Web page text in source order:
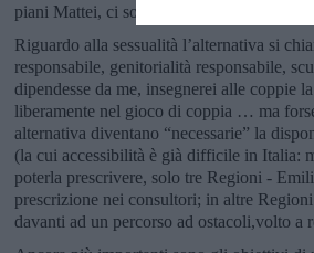
piani Mattei, ci sono alternative.
Riguardo alla sessualità l’alternativa si
responsabile, genitorialità responsabile,
dipendesse da me, insegnerei alle coppie
liberamente nel gioco di coppia … ma
alternativa diventano “necessarie” la
(la cui accessibilità è già difficile in Italia:
poterla prescrivere, solo tre Regioni -
prescrizione nei consultori; in altre
davanti ad un percorso ad ostacoli,volto a